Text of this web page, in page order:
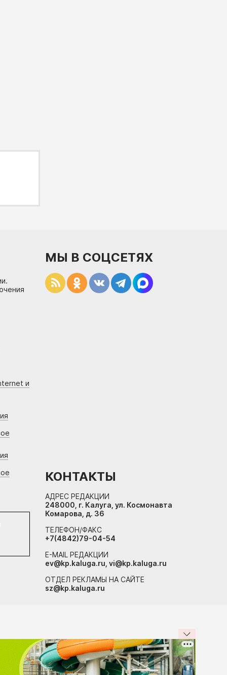
и
МЫ В СОЦСЕТЯХ
КОНТАКТЫ
АДРЕС РЕДАКЦИИ
248000, г. Калуга, ул. Космонавта
Комарова, д. 36
ТЕЛЕФОН/ФАКС
+7(4842)79-04-54
E-MAIL РЕДАКЦИИ
ev@kp.kaluga.ru, vi@kp.kaluga.ru
ОТДЕЛ РЕКЛАМЫ НА САЙТЕ
sz@kp.kaluga.ru